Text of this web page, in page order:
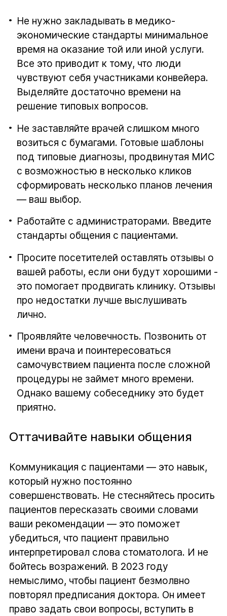
Не нужно закладывать в медико-
экономические стандарты минимальное
время на оказание той или иной услуги.
Все это приводит к тому, что люди
чувствуют себя участниками конвейера.
Выделяйте достаточно времени на
решение типовых вопросов.
Не заставляйте врачей слишком много
возиться с бумагами. Готовые шаблоны
под типовые диагнозы, продвинутая МИС
с возможностью в несколько кликов
сформировать несколько планов лечения
— ваш выбор.
Работайте с администраторами. Введите
стандарты общения с пациентами.
Просите посетителей оставлять отзывы о
вашей работы, если они будут хорошими -
это помогает продвигать клинику. Отзывы
про недостатки лучше выслушивать
лично.
Проявляйте человечность. Позвонить от
имени врача и поинтересоваться
самочувствием пациента после сложной
процедуры не займет много времени.
Однако вашему собеседнику это будет
приятно.
Оттачивайте навыки общения
Коммуникация с пациентами — это навык,
который нужно постоянно
совершенствовать. Не стесняйтесь просить
пациентов пересказать своими словами
ваши рекомендации — это поможет
убедиться, что пациент правильно
интерпретировал слова стоматолога. И не
бойтесь возражений. В 2023 году
немыслимо, чтобы пациент безмолвно
повторял предписания доктора. Он имеет
право задать свои вопросы, вступить в